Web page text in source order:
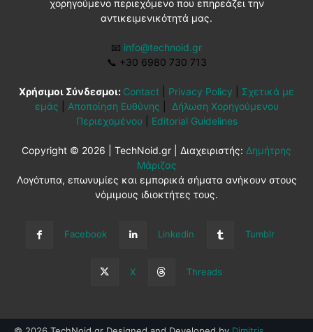
χορηγούμενο περιεχόμενο που επηρεάζει την
αντικειμενικότητά μας.
📧 info@technoid.gr
📞 +30 6980 730 713
Χρήσιμοι Σύνδεσμοι: Contact Privacy Policy
Σχετικά με
εμάς
Αποποίηση Ευθύνης
Δήλωση Χορηγούμενου
Περιεχομένου
Editorial Guidelines
Copyright © 2026 | TechNoid.gr | Διαχειριστής: Δημήτρης
Μάριζας
Λογότυπα, επωνυμίες και εμπορικά σήματα ανήκουν στους
νόμιμους ιδιοκτήτες τους.
Facebook Linkedin Tumblr
X Threads